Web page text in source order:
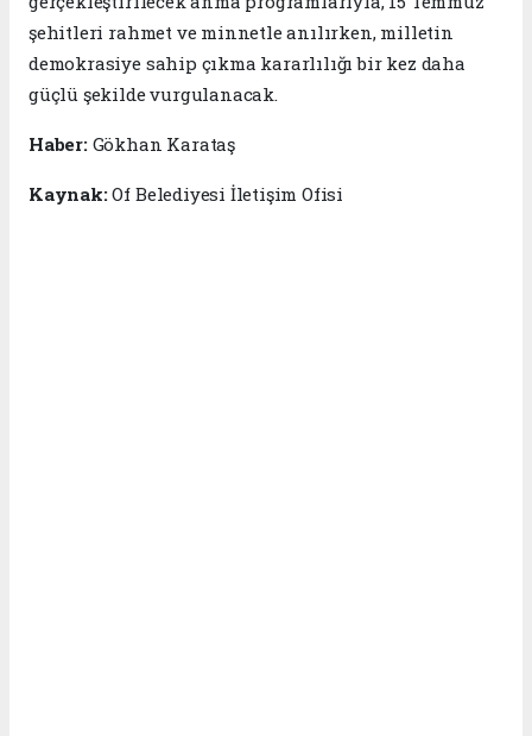
şehitleri rahmet ve minnetle anılırken, milletin
demokrasiye sahip çıkma kararlılığı bir kez daha
güçlü şekilde vurgulanacak.
Haber: Gökhan Karataş
Kaynak:Of Belediyesi İletişim Ofisi